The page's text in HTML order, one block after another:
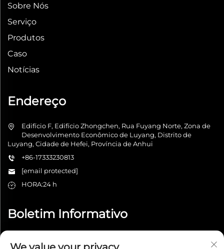
Sobre Nós
Serviço
Produtos
Caso
Notícias
Endereço
Edifício F, Edifício Zhongchen, Rua Fuyang Norte, Zona de
Desenvolvimento Econômico de Luyang, Distrito de
Luyang, Cidade de Hefei, Província de Anhui
+86-17333230813
[email protected]
HORA:24 h
Boletim Informativo